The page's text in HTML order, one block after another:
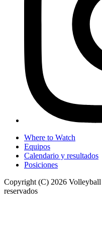
Where to Watch
Equipos
Calendario y resultados
Posiciones
Copyright (C) 2026
reservados